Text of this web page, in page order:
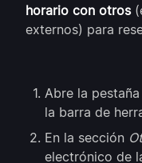
horario con otros
externos) para
Abre la pestaña
la barra de
En la sección
electrónico de